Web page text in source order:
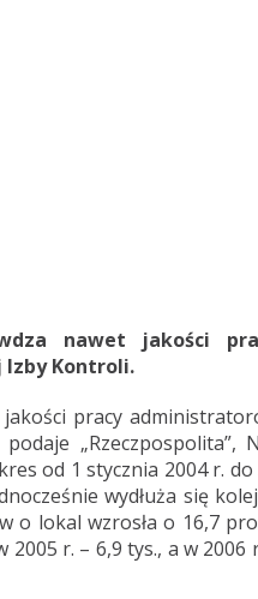
nawet jakości
Kontroli.
pracy
„Rzeczpospolita”,
od 1 stycznia 2004 r. do
wydłuża się
o lokal wzrosła o 16,7
r. – 6,9 tys., a w 2006